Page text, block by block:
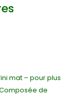
mat – pour plus
de